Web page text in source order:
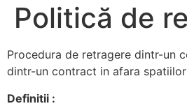
Politică de
Procedura de retragere dintr-un
dintr-un contract in afara
Definitii :